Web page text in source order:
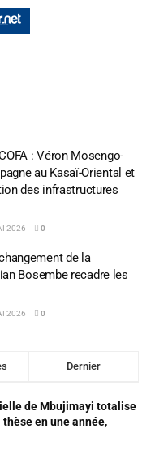
: Véron Mosengo-
au Kasaï-Oriental et
des infrastructures
2026 0
de la
Bosembe recadre les
2026 0
Dernier
de Mbujimayi totalise
en une année,